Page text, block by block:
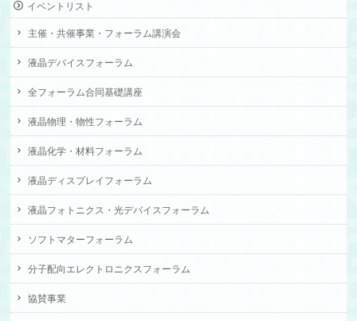
イベントリスト
主催・共催事業・フォーラム講演会
液晶デバイスフォーラム
全フォーラム合同基礎講座
液晶物理・物性フォーラム
液晶化学・材料フォーラム
液晶ディスプレイフォーラム
液晶フォトニクス・光デバイスフォーラム
ソフトマターフォーラム
分子配向エレクトロニクスフォーラム
協賛事業